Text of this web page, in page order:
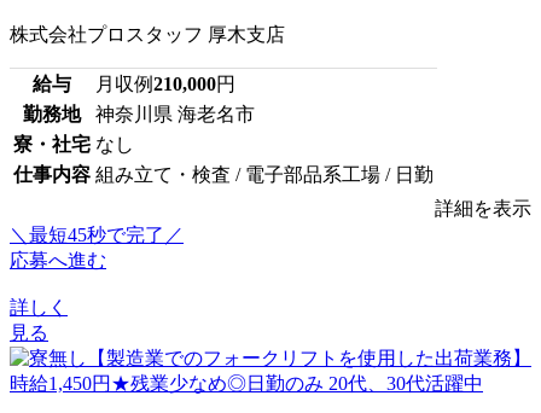
株式会社プロスタッフ 厚木支店
給与 月収例210,000円
勤務地
神奈川県 海老名市
寮・社宅 なし
仕事内容 組み立て・検査 / 電子部品系工場 / 日勤
詳細を表示
＼最短45秒で完了／
応募へ進む
詳しく
見る